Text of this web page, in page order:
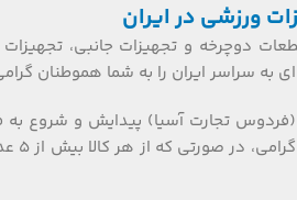
ورزشی در ایران
دوچرخه و تجهیزات جانبی،
سراسر ایران را به شما هموطنان
(فردوس تجارت آسیا) پیدایش و شروع